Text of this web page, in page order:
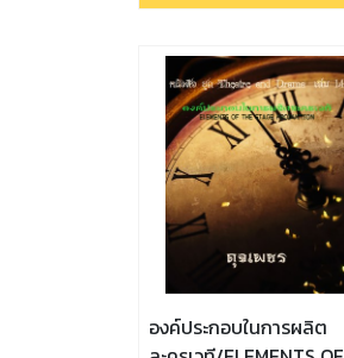
องค์ประกอบในการผลิต